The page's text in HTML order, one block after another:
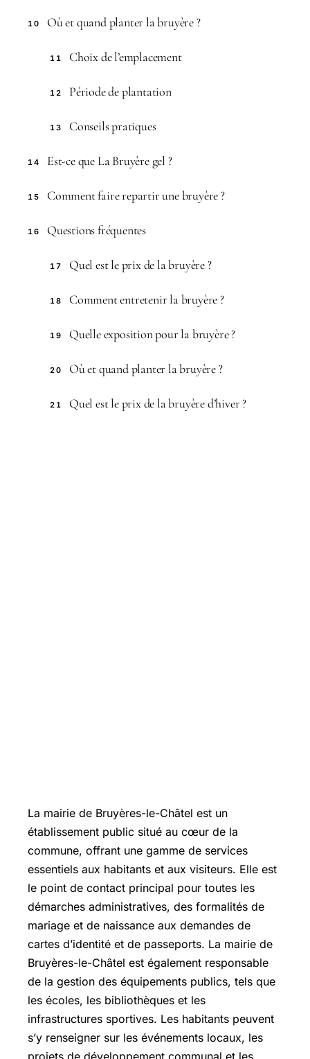
10 Où et quand planter la bruyère ?
11 Choix de l’emplacement
12 Période de plantation
13 Conseils pratiques
14 Est-ce que La Bruyère gel ?
15 Comment faire repartir une bruyère ?
16 Questions fréquentes
17 Quel est le prix de la bruyère ?
18 Comment entretenir la bruyère ?
19 Quelle exposition pour la bruyère ?
20 Où et quand planter la bruyère ?
21 Quel est le prix de la bruyère d’hiver ?
La mairie de Bruyères-le-Châtel est un
établissement public situé au cœur de la
commune, offrant une gamme de services
essentiels aux habitants et aux visiteurs. Elle est
le point de contact principal pour toutes les
démarches administratives, des formalités de
mariage et de naissance aux demandes de
cartes d’identité et de passeports. La mairie de
Bruyères-le-Châtel est également responsable
de la gestion des équipements publics, tels que
les écoles, les bibliothèques et les
infrastructures sportives. Les habitants peuvent
s’y renseigner sur les événements locaux, les
projets de développement communal et les